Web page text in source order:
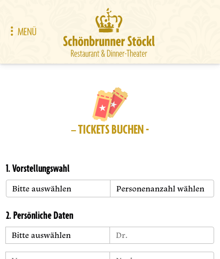
MENÜ
– TICKETS BUCHEN -
1. Vorstellungswahl
2. Persönliche Daten